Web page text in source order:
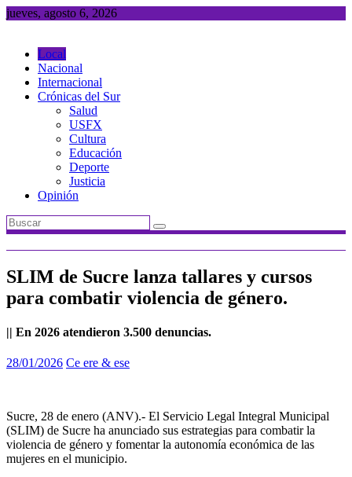
Saltar
jueves, agosto 6, 2026
Local
Nacional
Internacional
Crónicas del Sur
Salud
USFX
Cultura
Educación
Deporte
Justicia
Opinión
SLIM de Sucre lanza tallares y cursos
para combatir violencia de género.
|| En 2026 atendieron 3.500 denuncias.
28/01/2026 Ce ere & ese
Sucre, 28 de enero (ANV).- El Servicio Legal Integral Municipal
(SLIM) de Sucre ha anunciado sus estrategias para combatir la
violencia de género y fomentar la autonomía económica de las
mujeres en el municipio.